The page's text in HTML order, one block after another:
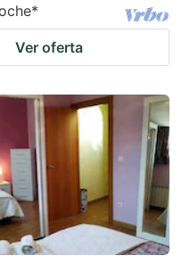
*
Ver oferta